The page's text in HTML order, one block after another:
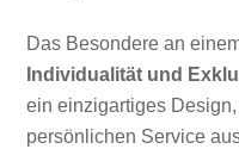
Das Besondere an
Individualität und
ein einzigartiges
persönlichen Service